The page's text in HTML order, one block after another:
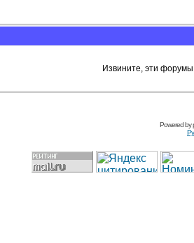
Извините, эти
Powered by